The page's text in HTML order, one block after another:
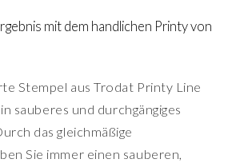
mit dem handlichen Printy von
Stempel aus Trodat Printy Line
sauberes und durchgängiges
das gleichmäßige
Sie immer einen sauberen,